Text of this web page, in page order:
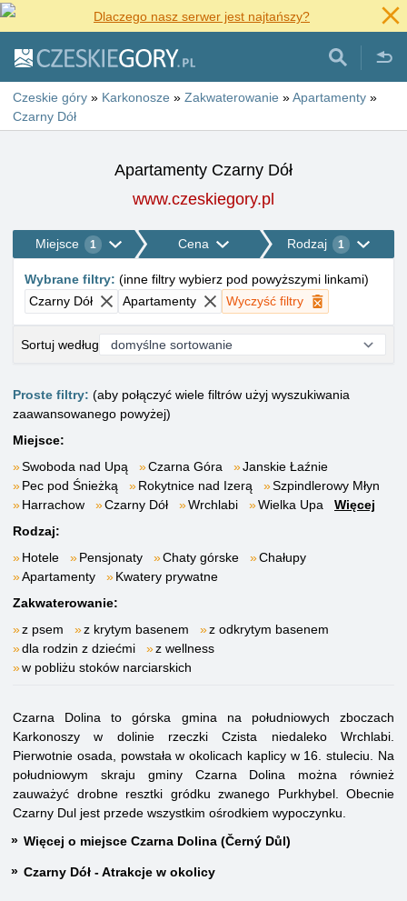
Dlaczego nasz serwer jest najtańszy?
Czeskie góry » Karkonosze » Zakwaterowanie »Apartamenty »
Czarny Dół
Apartamenty Czarny Dół
www.czeskiegory.pl
Miejsce 1 Cena Rodzaj 1
Wybrane filtry: (inne filtry wybierz pod powyższymi linkami)
Czarny Dół
Apartamenty Wyczyść filtry
Sortuj według
Proste filtry: (aby połączyć wiele filtrów użyj wyszukiwania
zaawansowanego powyżej)
Miejsce:
Swoboda nad Upą
Czarna Góra
Janskie Łaźnie
Pec pod Śnieżką
Rokytnice nad Izerą
Szpindlerowy Młyn
Harrachow
Czarny Dół Wrchlabi Wielka Upa
Więcej
Rodzaj:
Hotele
Pensjonaty Chaty górske
Chałupy
Apartamenty
Kwatery prywatne
Zakwaterowanie:
z psem
z krytym basenem
z odkrytym basenem
dla rodzin z dziećmi
z wellness
w pobliżu stoków narciarskich
Czarna Dolina to górska gmina na południowych zboczach
Karkonoszy w dolinie rzeczki Czista niedaleko Wrchlabi.
Pierwotnie osada, powstała w okolicach kaplicy w 16. stuleciu. Na
południowym skraju gminy Czarna Dolina można również
zauważyć drobne resztki gródku zwanego Purkhybel. Obecnie
Czarny Dul jest przede wszystkim ośrodkiem wypoczynku.
Więcej o miejsce Czarna Dolina (Černý Důl)
Czarny Dół - Atrakcje w okolicy